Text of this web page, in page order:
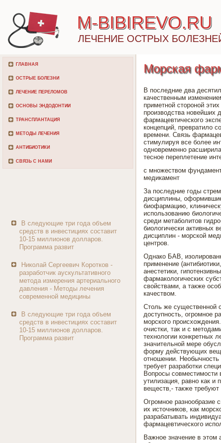
M-BIBIREVO.RU
ЛЕЧЕНИЕ ОСТРЫХ
ГЛАВНАЯ
ОСТРЫЕ БОЛЕЗНИ
ЛЕЧЕНИЕ ПЕРЕЛОМОВ
ОСНОВЫ ЭНДОДОНТИИ
ТРАНСПЛАНТАЦИЯ
МЕТОДЫ ЛЕЧЕНИЯ
АНТИБИОТИКИ
СВЯЗЬ С НАМИ
В следующие три года объем
средств в инвестициях составит
10-15 миллионов долларов.
Программа развит
Николай Сергеевич Коротков -
разработчик аускультативного
метода измерения артериального
давления - Методы лечения
современной медицины
В следующие три года объем
средств в инвестициях составит
10-15 миллионов долларов.
Программа развит
Морская
В последние два
качественным
приметной стороной
производства новейших
фармацевтического
концепций, превратило
времени. Связь
стимулируя все более
одновременно
тесное переплетение
с множеством
медикамент
За последние годы
дисциплины,
биофармацию,
использованию
среди метаболитов
биологически активных
дисциплин - морской
центров.
Однако БАВ,
применение
анестетики,
фармакологических
свойствами, а также
качеством.
Столь же существенной
доступность, огромное
морского
очистки, так и с
технологии конкретных
значительной мере
форму действующих
отношении. Необычность
требует разработки
Вопросы совместимости
утилизация, равно как и
веществ,- также
Огромное разнообразие
их источников, как
разрабатывать
фармацевтического
Важное значение в этом